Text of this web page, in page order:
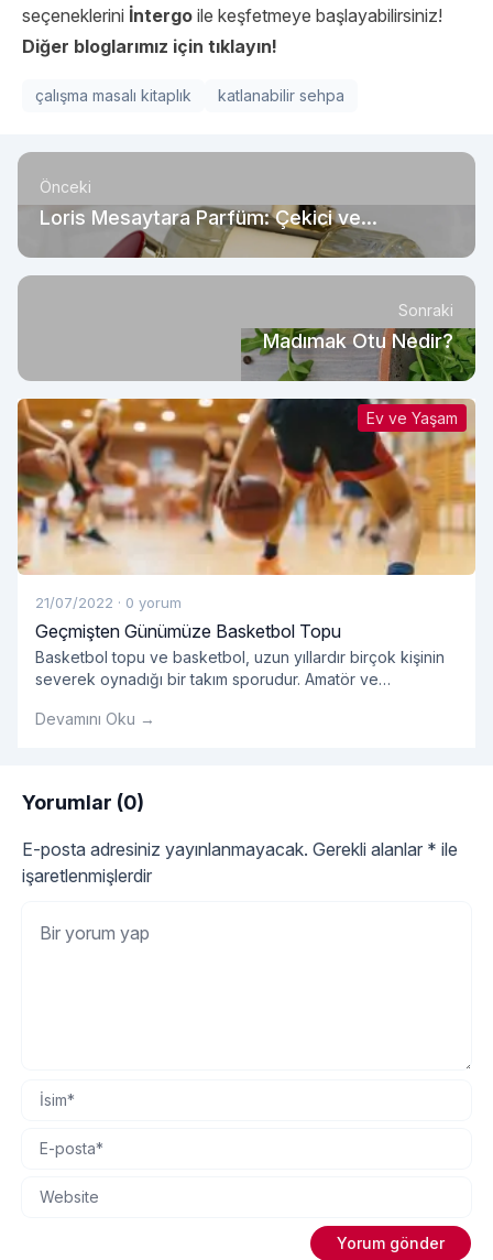
seçeneklerini İntergo ile keşfetmeye başlayabilirsiniz!
Diğer bloglarımız için tıklayın!
çalışma masalı kitaplık katlanabilir sehpa
Önceki
Loris Mesaytara Parfüm: Çekici ve
Unutulmaz Bir Koku
Sonraki
Madımak Otu Nedir?
Ev ve Yaşam
21/07/2022 · 0 yorum
Geçmişten Günümüze Basketbol Topu
Basketbol topu ve basketbol, ​​uzun yıllardır birçok kişinin
severek oynadığı bir takım sporudur. Amatör ve
basket çok önemlidir.
Devamını Oku →
Yorumlar (0)
E-posta adresiniz yayınlanmayacak. Gerekli alanlar * ile
işaretlenmişlerdir